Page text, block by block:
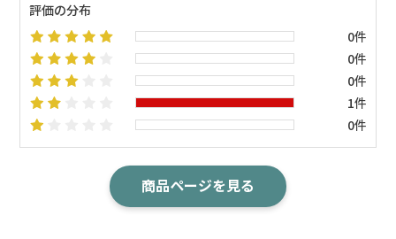
評価の分布
0件
0件
0件
1件
0件
商品ページを見る